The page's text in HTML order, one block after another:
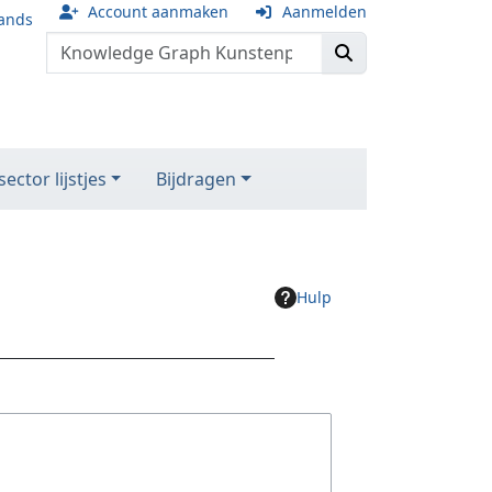
Account aanmaken Aanmelden
lijstjes Bijdragen
Hulp